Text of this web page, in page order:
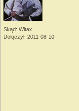
Skąd: Witax
Dołączył: 2011-08-10